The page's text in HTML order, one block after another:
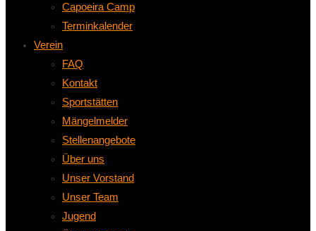
Capoeira Camp
Terminkalender
Verein
FAQ
Kontakt
Sportstätten
Mängelmelder
Stellenangebote
Über uns
Unser Vorstand
Unser Team
Jugend